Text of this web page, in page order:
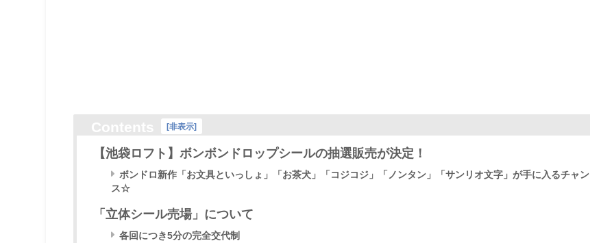
[非表示]
【池袋ロフト】ボンボンドロップシールの抽選販売が決定！
ボンドロ新作「お文具といっしょ」「お茶犬」「コジコジ」「ノンタン」「サンリオ文字」が手に入るチャン
ス☆
「立体シール売場」について
各回につき5分の完全交代制